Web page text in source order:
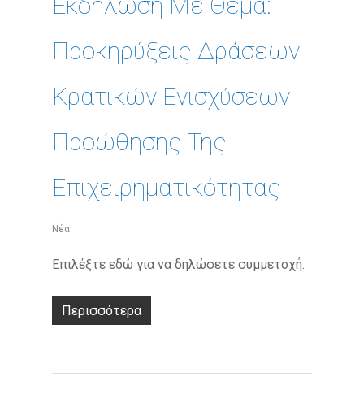
Προκηρύξεις Δράσεων
Κρατικών Ενισχύσεων
Προώθησης Της
Επιχειρηματικότητας
Νέα
Επιλέξτε εδώ για να δηλώσετε συμμετοχή.
Περισσότερα